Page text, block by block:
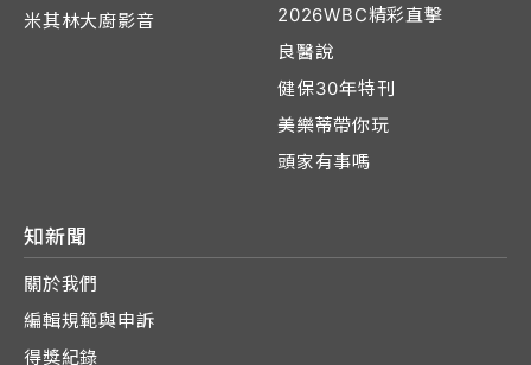
米其林大廚影音
2026WBC精彩直擊
良醫說
健保30年特刊
美樂蒂帶你玩
頭家有事嗎
知新聞
關於我們
編輯規範與申訴
得獎紀錄